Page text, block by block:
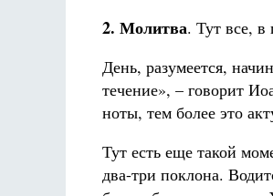
2. Молитва. Тут все,
День, разумеется,
течение», – говорит
ноты, тем более это
Тут есть еще такой
два-три поклона.